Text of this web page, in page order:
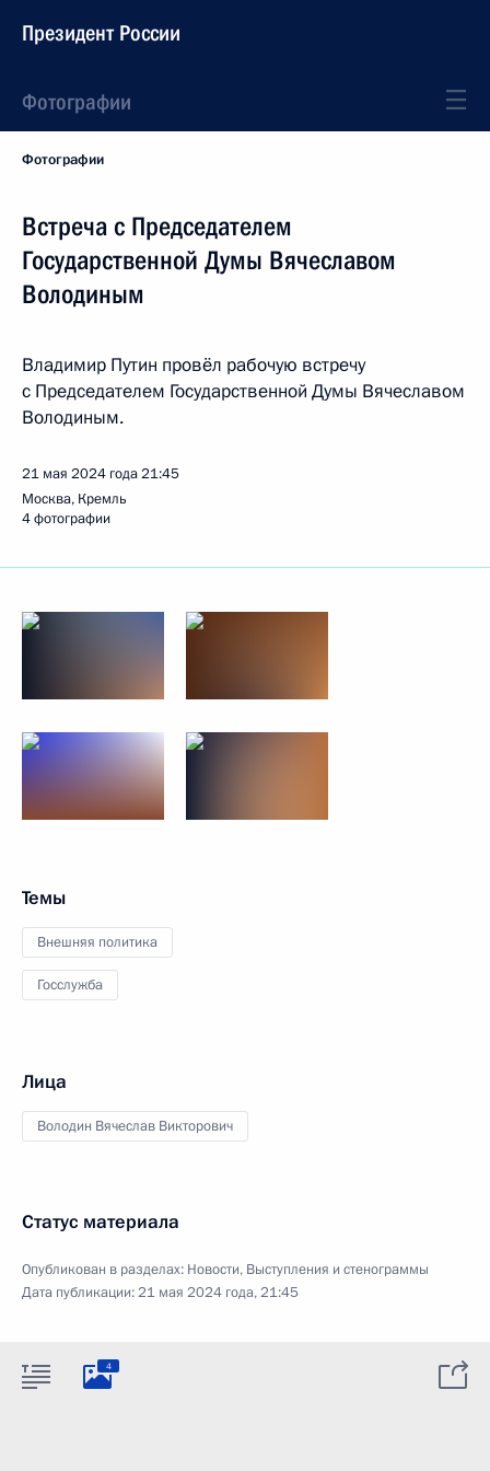
Президент России
Фотографии
Фотографии
Встреча с Председателем
Государственной Думы Вячеславом
Володиным
Владимир Путин провёл рабочую встречу
с Председателем Государственной Думы Вячеславом
Володиным.
21 мая 2024 года21:45
Москва, Кремль
4 фотографии
Темы
Внешняя политика
Госслужба
Лица
Володин Вячеслав Викторович
Статус материала
Опубликован в разделах: Новости, Выступления и стенограммы
Дата публикации:21 мая 2024 года, 21:45
4